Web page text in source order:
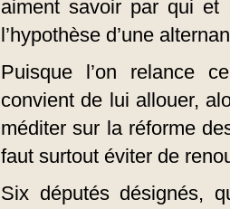
aiment savoir par qui et
l’hypothèse d’une
Puisque l’on relance
convient de lui allouer,
méditer sur la réforme
faut surtout éviter de
Six députés désignés,